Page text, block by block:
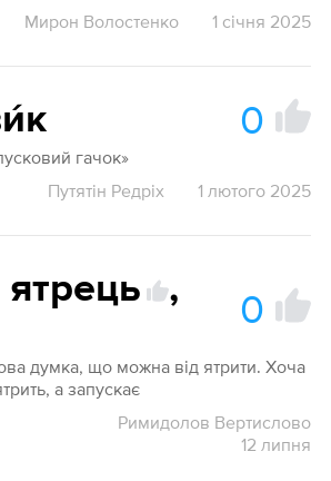
Мирон Волостенко 1 січня 2025
0
гачок»
Путятін Редріх 1 лютого 2025
ятрець
,
0
думка, що можна від ятрити. Хоча
а запускає
Римидолов Вертислово
12 липня